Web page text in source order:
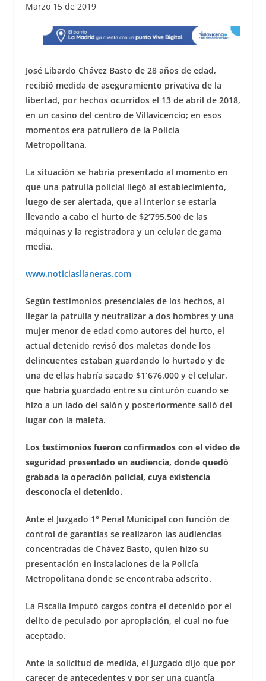
c
e
b
o
o
k
at
s
A
p
p
ss
e
n
g
er
e
Marzo 15 de 2019
José Libardo Chávez Basto de 28 años de edad,
recibió medida de aseguramiento privativa de la
libertad, por hechos ocurridos el 13 de abril de 2018,
en un casino del centro de Villavicencio; en esos
momentos era patrullero de la Policía
Metropolitana.
La situación se habría presentado al momento en
que una patrulla policial llegó al establecimiento,
luego de ser alertada, que al interior se estaría
llevando a cabo el hurto de $2’795.500 de las
máquinas y la registradora y un celular de gama
media.
www.noticiasllaneras.com
Según testimonios presenciales de los hechos, al
llegar la patrulla y neutralizar a dos hombres y una
mujer menor de edad como autores del hurto, el
actual detenido revisó dos maletas donde los
delincuentes estaban guardando lo hurtado y de
una de ellas habría sacado $1´676.000 y el celular,
que habría guardado entre su cinturón cuando se
hizo a un lado del salón y posteriormente salió del
lugar con la maleta.
Los testimonios fueron confirmados con el vídeo de
seguridad presentado en audiencia, donde quedó
grabada la operación policial, cuya existencia
desconocía el detenido.
Ante el Juzgado 1° Penal Municipal con función de
control de garantías se realizaron las audiencias
concentradas de Chávez Basto, quien hizo su
presentación en instalaciones de la Policía
Metropolitana donde se encontraba adscrito.
La Fiscalía imputó cargos contra el detenido por el
delito de peculado por apropiación, el cual no fue
aceptado.
Ante la solicitud de medida, el Juzgado dijo que por
carecer de antecedentes y por ser una cuantía